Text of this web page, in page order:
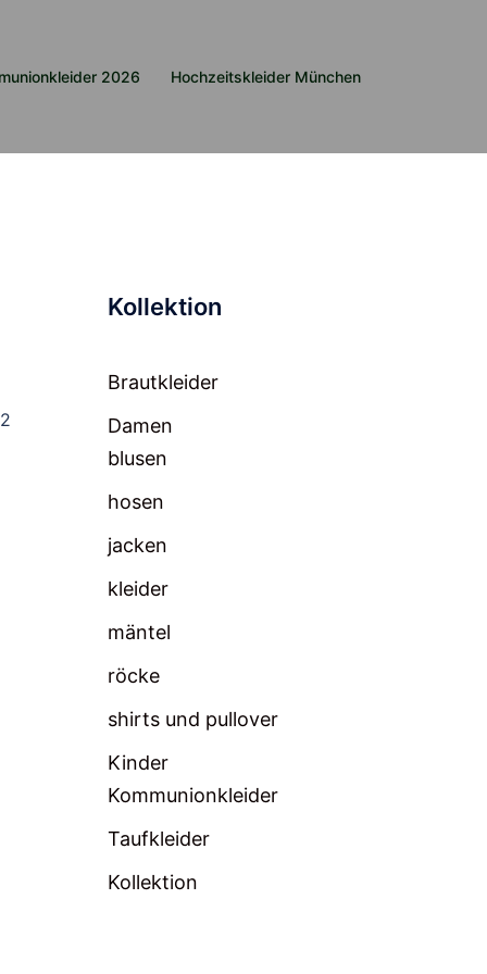
2026 Hochzeitskleider München
Kollektion
Brautkleider
Damen
blusen
hosen
jacken
kleider
mäntel
röcke
shirts und pullover
Kinder
Kommunionkleider
Taufkleider
Kollektion